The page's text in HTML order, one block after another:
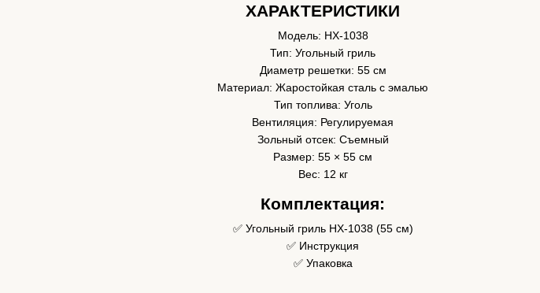
ХАРАКТЕРИСТИКИ
Модель: HX-1038
Тип: Угольный гриль
Диаметр решетки: 55 см
Материал: Жаростойкая сталь с эмалью
Тип топлива: Уголь
Вентиляция: Регулируемая
Зольный отсек: Съемный
Размер: 55 × 55 см
Вес: 12 кг
Комплектация:
✅ Угольный гриль HX-1038 (55 см)
✅ Инструкция
✅ Упаковка